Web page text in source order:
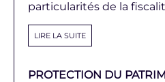
particularités de la
LIRE LA SUITE
PROTECTION DU